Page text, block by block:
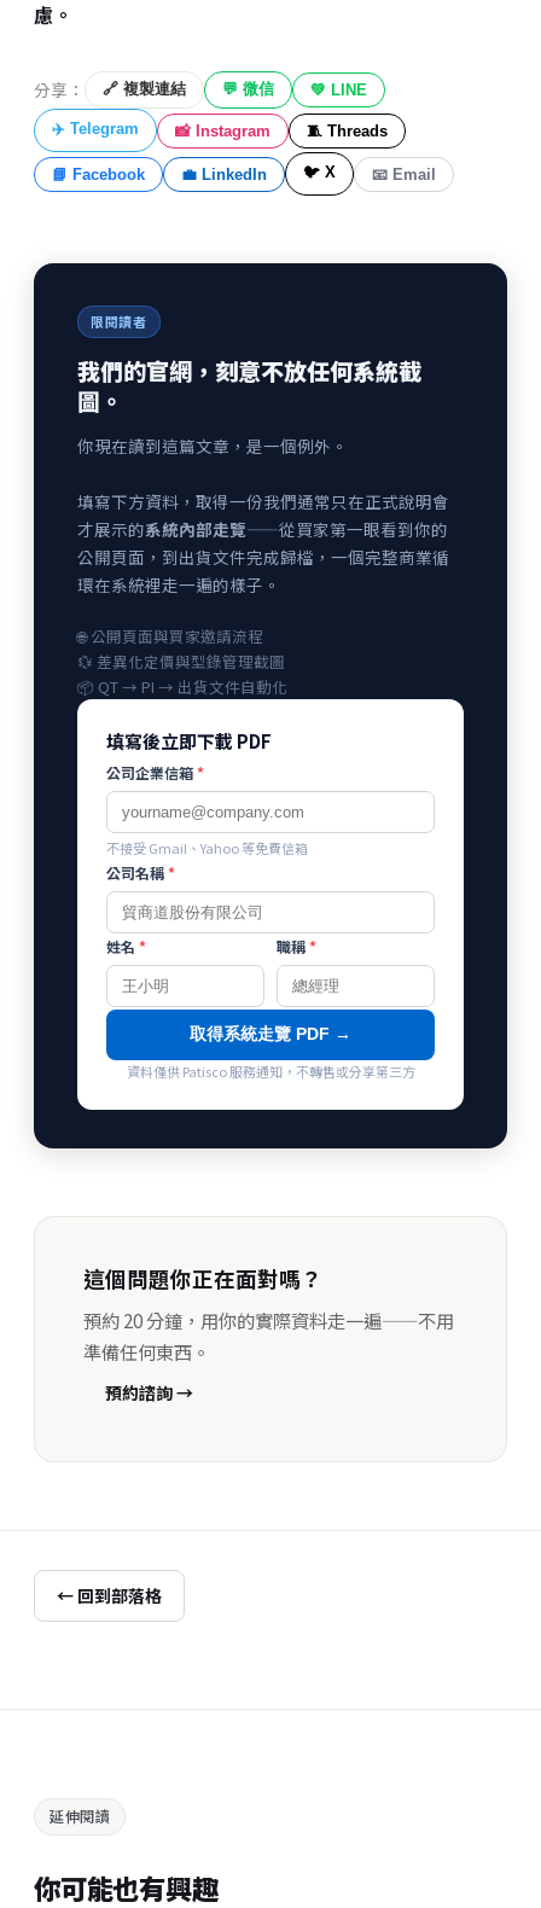
慮。
分享： 🔗 複製連結 💬 微信 💚 LINE
✈️ Telegram 📸 Instagram 🧵 Threads
📘 Facebook 💼 LinkedIn 🐦 X 📧 Email
限閱讀者
我們的官網，刻意不放任何系統截
圖。
你現在讀到這篇文章，是一個例外。
填寫下方資料，取得一份我們通常只在正式說明會
才展示的系統內部走覽——從買家第一眼看到你的
公開頁面，到出貨文件完成歸檔，一個完整商業循
環在系統裡走一遍的樣子。
🌐 公開頁面與買家邀請流程
💱 差異化定價與型錄管理截圖
📦 QT → PI → 出貨文件自動化
填寫後立即下載 PDF
公司企業信箱*
不接受 Gmail、Yahoo 等免費信箱
公司名稱*
姓名 * 職稱*
取得系統走覽 PDF →
資料僅供 Patisco 服務通知，不轉售或分享第三方
這個問題你正在面對嗎？
預約 20 分鐘，用你的實際資料走一遍——不用
準備任何東西。
預約諮詢 →
← 回到部落格
延伸閱讀
你可能也有興趣